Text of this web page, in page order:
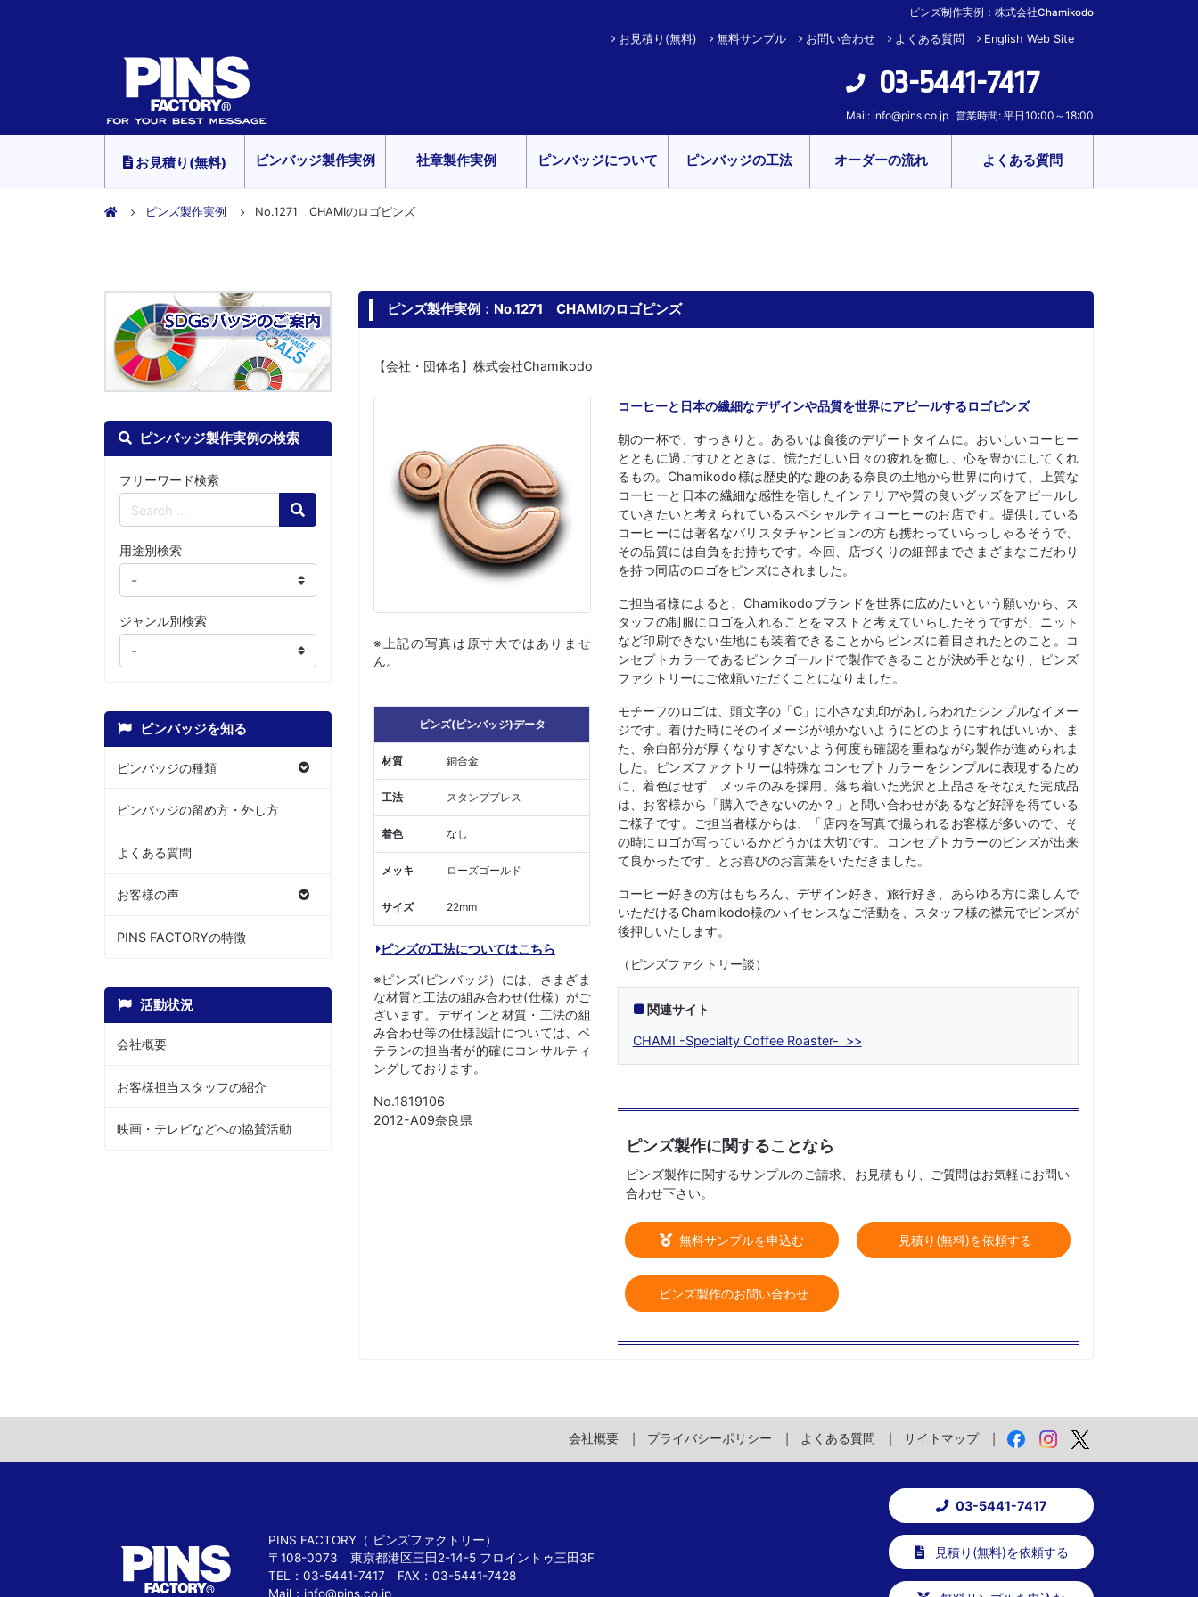
ピンズ制作実例：株式会社Chamikodo
お見積り(無料) 無料サンプル お問い合わせ よくある質問 English Web Site
03-5441-7417
Mail: info@pins.co.jp 営業時間: 平日10:00～18:00
お見積り(無料) ピンバッジ製作実例 社章製作実例 ピンバッジについて ピンバッジの工法 オーダーの流れ よくある質問
ピンズ製作実例 No.1271 CHAMIのロゴピンズ
ピンバッジ製作実例の検索
フリーワード検索
Search
用途別検索
ジャンル別検索
ピンバッジを知る
ピンバッジの種類
ピンバッジの留め方・外し方
よくある質問
お客様の声
PINS FACTORYの特徴
活動状況
会社概要
お客様担当スタッフの紹介
映画・テレビなどへの協賛活動
ピンズ製作実例：No.1271 CHAMIのロゴピンズ
【会社・団体名】株式会社Chamikodo
※上記の写真は原寸大ではありませ
ん。
ピンズ(ピンバッジ)データ
材質 銅合金
工法 スタンププレス
着色 なし
メッキ ローズゴールド
サイズ 22mm
ピンズの工法についてはこちら
※ピンズ(ピンバッジ）には、さまざま
な材質と工法の組み合わせ(仕様）がご
ざいます。デザインと材質・工法の組
み合わせ等の仕様設計については、ベ
テランの担当者が的確にコンサルティ
ングしております。
No.1819106
2012-A09奈良県
コーヒーと日本の繊細なデザインや品質を世界にアピールするロゴピンズ
朝の一杯で、すっきりと。あるいは食後のデザートタイムに。おいしいコーヒー
とともに過ごすひとときは、慌ただしい日々の疲れを癒し、心を豊かにしてくれ
るもの。Chamikodo様は歴史的な趣のある奈良の土地から世界に向けて、上質な
コーヒーと日本の繊細な感性を宿したインテリアや質の良いグッズをアピールし
ていきたいと考えられているスペシャルティコーヒーのお店です。提供している
コーヒーには著名なバリスタチャンピョンの方も携わっていらっしゃるそうで、
その品質には自負をお持ちです。今回、店づくりの細部までさまざまなこだわり
を持つ同店のロゴをピンズにされました。
ご担当者様によると、Chamikodoブランドを世界に広めたいという願いから、ス
タッフの制服にロゴを入れることをマストと考えていらしたそうですが、ニット
など印刷できない生地にも装着できることからピンズに着目されたとのこと。コ
ンセプトカラーであるピンクゴールドで製作できることが決め手となり、ピンズ
ファクトリーにご依頼いただくことになりました。
モチーフのロゴは、頭文字の「C」に小さな丸印があしらわれたシンプルなイメー
ジです。着けた時にそのイメージが傾かないようにどのようにすればいいか、ま
た、余白部分が厚くなりすぎないよう何度も確認を重ねながら製作が進められま
した。ピンズファクトリーは特殊なコンセプトカラーをシンプルに表現するため
に、着色はせず、メッキのみを採用。落ち着いた光沢と上品さをそなえた完成品
は、お客様から「購入できないのか？」と問い合わせがあるなど好評を得ている
ご様子です。ご担当者様からは、「店内を写真で撮られるお客様が多いので、そ
の時にロゴが写っているかどうかは大切です。コンセプトカラーのピンズが出来
て良かったです」とお喜びのお言葉をいただきました。
コーヒー好きの方はもちろん、デザイン好き、旅行好き、あらゆる方に楽しんで
いただけるChamikodo様のハイセンスなご活動を、スタッフ様の襟元でピンズが
後押しいたします。
（ピンズファクトリー談）
関連サイト
CHAMI -Specialty Coffee Roaster-
ピンズ製作に関することなら
ピンズ製作に関するサンプルのご請求、お見積もり、ご質問はお気軽にお問い
合わせ下さい。
無料サンプルを申込む 見積り(無料)を依頼する
ピンズ製作のお問い合わせ
会社概要 プライバシーポリシー よくある質問 サイトマップ
PINS FACTORY（ ピンズファクトリー）
〒108-0073 東京都港区三田2-14-5 フロイントゥ三田3F
TEL：03-5441-7417 FAX：03-5441-7428
Mail： info@pins.co.jp
03-5441-7417
見積り(無料)を依頼する